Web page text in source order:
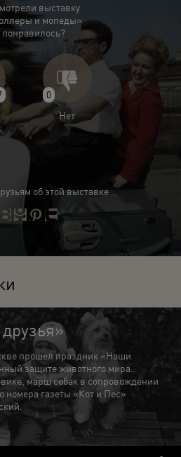
выставку
и мопеды»
0
Нет
об этой выставке
прошел праздник «Наши
защите животного мира.
марш собак в сопровождении
номера газеты «Кот и Пес»